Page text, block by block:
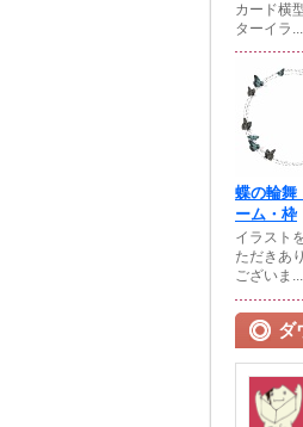
カード横
ターイラ...
蝶の輪
ーム・枠
イラスト
ただきあ
ございま...
ダ